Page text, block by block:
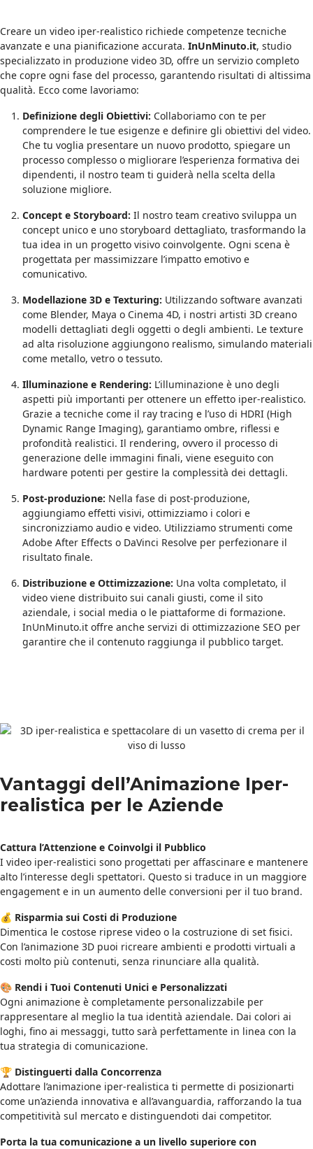
Creare un video iper-realistico richiede competenze tecniche
avanzate e una pianificazione accurata. InUnMinuto.it, studio
specializzato in produzione video 3D, offre un servizio completo
che copre ogni fase del processo, garantendo risultati di altissima
qualità. Ecco come lavoriamo:
Definizione degli Obiettivi: Collaboriamo con te per
comprendere le tue esigenze e definire gli obiettivi del video.
Che tu voglia presentare un nuovo prodotto, spiegare un
processo complesso o migliorare l’esperienza formativa dei
dipendenti, il nostro team ti guiderà nella scelta della
soluzione migliore.
Concept e Storyboard: Il nostro team creativo sviluppa un
concept unico e uno storyboard dettagliato, trasformando la
tua idea in un progetto visivo coinvolgente. Ogni scena è
progettata per massimizzare l’impatto emotivo e
comunicativo.
Modellazione 3D e Texturing: Utilizzando software avanzati
come Blender, Maya o Cinema 4D, i nostri artisti 3D creano
modelli dettagliati degli oggetti o degli ambienti. Le texture
ad alta risoluzione aggiungono realismo, simulando materiali
come metallo, vetro o tessuto.
Illuminazione e Rendering: L’illuminazione è uno degli
aspetti più importanti per ottenere un effetto iper-realistico.
Grazie a tecniche come il ray tracing e l’uso di HDRI (High
Dynamic Range Imaging), garantiamo ombre, riflessi e
profondità realistici. Il rendering, ovvero il processo di
generazione delle immagini finali, viene eseguito con
hardware potenti per gestire la complessità dei dettagli.
Post-produzione: Nella fase di post-produzione,
aggiungiamo effetti visivi, ottimizziamo i colori e
sincronizziamo audio e video. Utilizziamo strumenti come
Adobe After Effects o DaVinci Resolve per perfezionare il
risultato finale.
Distribuzione e Ottimizzazione: Una volta completato, il
video viene distribuito sui canali giusti, come il sito
aziendale, i social media o le piattaforme di formazione.
InUnMinuto.it offre anche servizi di ottimizzazione SEO per
garantire che il contenuto raggiunga il pubblico target.
Vantaggi dell’Animazione Iper-
realistica per le Aziende
Cattura l’Attenzione e Coinvolgi il Pubblico
I video iper-realistici sono progettati per affascinare e mantenere
alto l’interesse degli spettatori. Questo si traduce in un maggiore
engagement e in un aumento delle conversioni per il tuo brand.
💰 Risparmia sui Costi di Produzione
Dimentica le costose riprese video o la costruzione di set fisici.
Con l’animazione 3D puoi ricreare ambienti e prodotti virtuali a
costi molto più contenuti, senza rinunciare alla qualità.
🎨 Rendi i Tuoi Contenuti Unici e Personalizzati
Ogni animazione è completamente personalizzabile per
rappresentare al meglio la tua identità aziendale. Dai colori ai
loghi, fino ai messaggi, tutto sarà perfettamente in linea con la
tua strategia di comunicazione.
🏆 Distinguerti dalla Concorrenza
Adottare l’animazione iper-realistica ti permette di posizionarti
come un’azienda innovativa e all’avanguardia, rafforzando la tua
competitività sul mercato e distinguendoti dai competitor.
Porta la tua comunicazione a un livello superiore con